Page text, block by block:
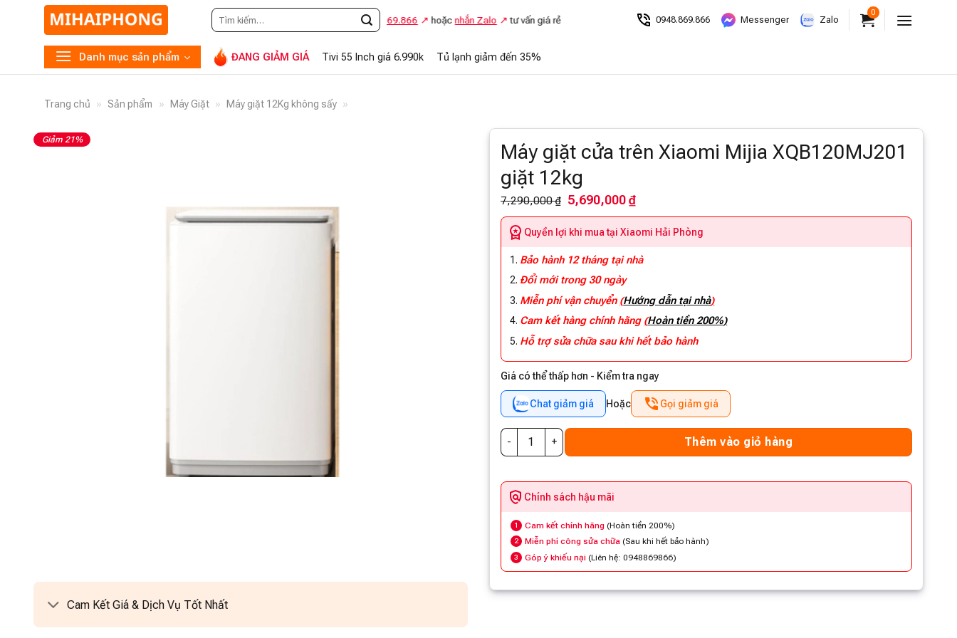
Tìm
kiếm:
0948.869.866 hoặc nhắn Zalo tư vấn giá rẻ 0948.869.866 Messenger Zalo
0
Danh mục sản phẩm ĐANG GIẢM GIÁ Tivi 55 Inch giá 6.990k Tủ lạnh giảm đến 35%
Trang chủ » Sản phẩm » Máy Giặt » Máy giặt 12Kg không sấy »
Giảm 21%
Cam Kết Giá & Dịch Vụ Tốt Nhất
Máy giặt cửa trên Xiaomi Mijia XQB120MJ201
giặt 12kg
7,290,000 ₫ 5,690,000 ₫
Quyền lợi khi mua tại Xiaomi Hải Phòng
Bảo hành 12 tháng tại nhà
Đổi mới trong 30 ngày
Miễn phí vận chuyển (Hướng dẫn tại nhà)
Cam kết hàng chính hãng (Hoàn tiền 200%)
Hỗ trợ sửa chữa sau khi hết bảo hành
Giá có thể thấp hơn - Kiểm tra ngay
Chat giảm giá Hoặc Gọi giảm giá
Thêm vào giỏ hàng
Chính sách hậu mãi
1 Cam kết chính hãng (Hoàn tiền 200%)
2 Miễn phí công sửa chữa (Sau khi hết bảo hành)
3 Góp ý khiếu nại (Liên hệ: 0948869866)